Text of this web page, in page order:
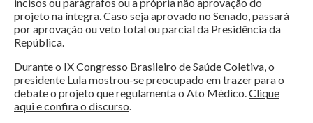
projeto na íntegra. Caso seja aprovado no Senado, passará
por aprovação ou veto total ou parcial da Presidência da
República.
Durante o IX Congresso Brasileiro de Saúde Coletiva, o
presidente Lula mostrou-se preocupado em trazer para o
debate o projeto que regulamenta o Ato Médico.Clique
aqui e confira o discurso.